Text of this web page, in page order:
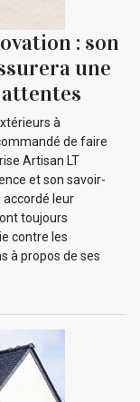
: son
une
à
de faire
Artisan LT
et son savoir-
accordé leur
toujours
contre les
à propos de ses